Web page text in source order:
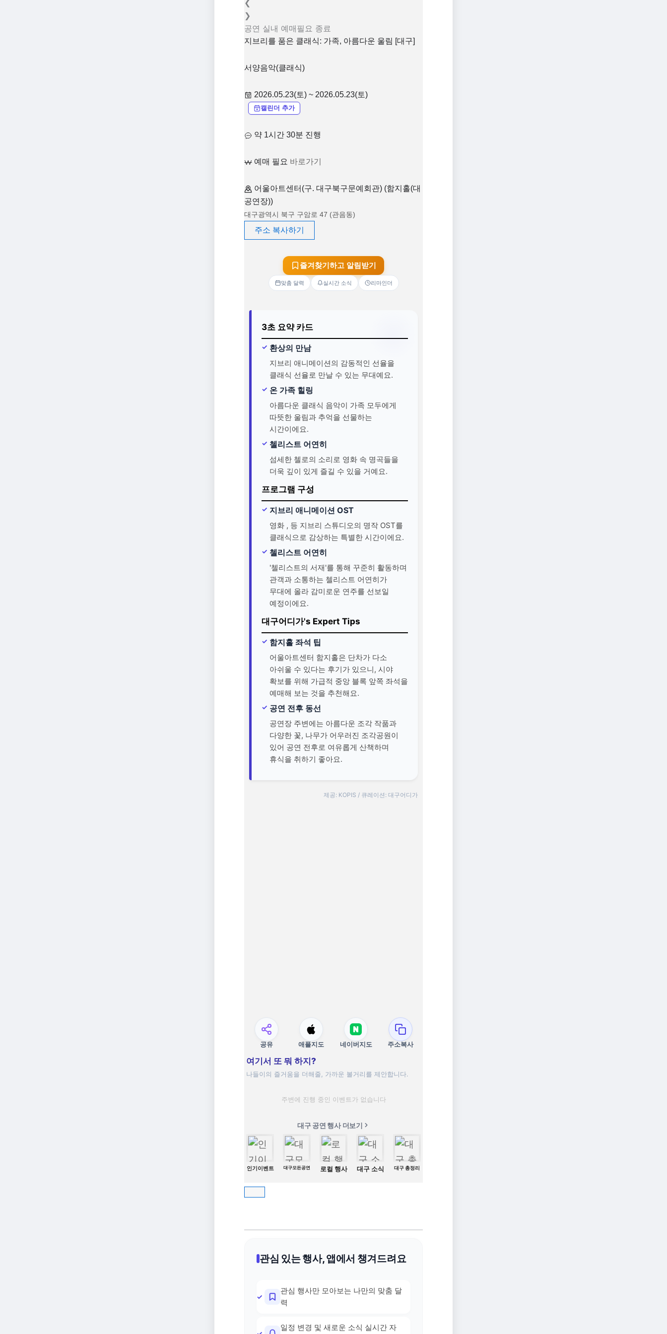
❮
❯
공연 실내 예매필요 종료
지브리를 품은 클래식: 가족, 아름다운 울림 [대구]
서양음악(클래식)
2026.05.23(토) ~ 2026.05.23(토)
캘린더 추가
약 1시간 30분 진행
예매 필요 바로가기
어울아트센터(구. 대구북구문예회관) (함지홀(대
공연장))
대구광역시 북구 구암로 47 (관음동)
주소 복사하기
즐겨찾기하고 알림받기
맞춤 달력 실시간 소식 리마인더
3초 요약 카드
환상의 만남
지브리 애니메이션의 감동적인 선율을
클래식 선율로 만날 수 있는 무대예요.
온 가족 힐링
아름다운 클래식 음악이 가족 모두에게
따뜻한 울림과 추억을 선물하는
시간이에요.
첼리스트 어연히
섬세한 첼로의 소리로 영화 속 명곡들을
더욱 깊이 있게 즐길 수 있을 거예요.
프로그램 구성
지브리 애니메이션 OST
영화 , 등 지브리 스튜디오의 명작 OST를
클래식으로 감상하는 특별한 시간이에요.
첼리스트 어연히
'첼리스트의 서재'를 통해 꾸준히 활동하며
관객과 소통하는 첼리스트 어연히가
무대에 올라 감미로운 연주를 선보일
예정이에요.
대구어디가's Expert Tips
함지홀 좌석 팁
어울아트센터 함지홀은 단차가 다소
아쉬울 수 있다는 후기가 있으니, 시야
확보를 위해 가급적 중앙 블록 앞쪽 좌석을
예매해 보는 것을 추천해요.
공연 전후 동선
공연장 주변에는 아름다운 조각 작품과
다양한 꽃, 나무가 어우러진 조각공원이
있어 공연 전후로 여유롭게 산책하며
휴식을 취하기 좋아요.
제공: KOPIS / 큐레이션: 대구어디가
공유 애플지도 네이버지도 주소복사
여기서 또 뭐 하지?
나들이의 즐거움을 더해줄, 가까운 볼거리를 제안합니다.
주변에 진행 중인 이벤트가 없습니다
대구 공연 행사 더보기
인기이벤트 대구모든공연 로컬 행사 대구 소식 대구 총정리
관심 있는 행사, 앱에서 챙겨드려요
관심 행사만 모아보는 나만의 맞춤 달
력
일정 변경 및 새로운 소식 실시간 자